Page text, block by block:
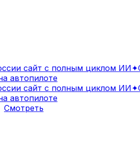
сайт с полным циклом ИИ✦
сайт с полным циклом ИИ✦
Смотреть